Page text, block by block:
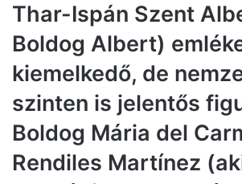
Thar-Ispán Szent
Boldog Albert)
kiemelkedő, de
szinten is jelentős
Boldog Mária del
Rendiles Martínez